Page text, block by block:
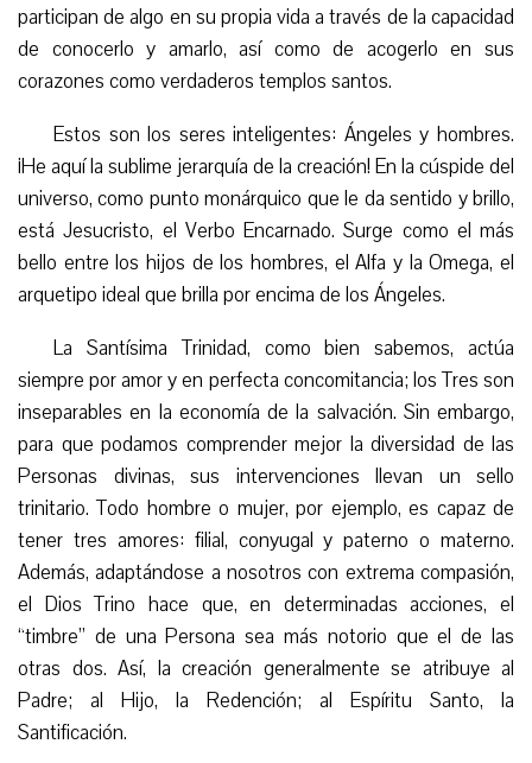
participan de algo en su propia vida a través de la capacidad
de conocerlo y amarlo, así como de acogerlo en sus
corazones como verdaderos templos santos.
Estos son los seres inteligentes: Ángeles y hombres.
¡He aquí la sublime jerarquía de la creación! En la cúspide del
universo, como punto monárquico que le da sentido y brillo,
está Jesucristo, el Verbo Encarnado. Surge como el más
bello entre los hijos de los hombres, el Alfa y la Omega, el
arquetipo ideal que brilla por encima de los Ángeles.
La Santísima Trinidad, como bien sabemos, actúa
siempre por amor y en perfecta concomitancia; los Tres son
inseparables en la economía de la salvación. Sin embargo,
para que podamos comprender mejor la diversidad de las
Personas divinas, sus intervenciones llevan un sello
trinitario. Todo hombre o mujer, por ejemplo, es capaz de
tener tres amores: filial, conyugal y paterno o materno.
Además, adaptándose a nosotros con extrema compasión,
el Dios Trino hace que, en determinadas acciones, el
“timbre” de una Persona sea más notorio que el de las
otras dos. Así, la creación generalmente se atribuye al
Padre; al Hijo, la Redención; al Espíritu Santo, la
Santificación.